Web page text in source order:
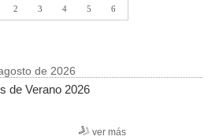
2 3 4 5 6
de 2026
de Verano 2026
ver más